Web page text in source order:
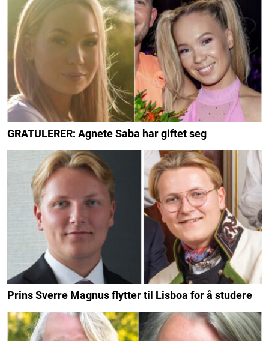
GRATULERER: Agnete Saba har giftet seg
Prins Sverre Magnus flytter til Lisboa for å studere